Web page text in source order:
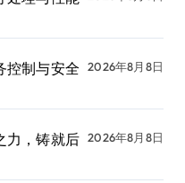
控制与安全
2026年8月8日
力，铸就后 2026年8月8日